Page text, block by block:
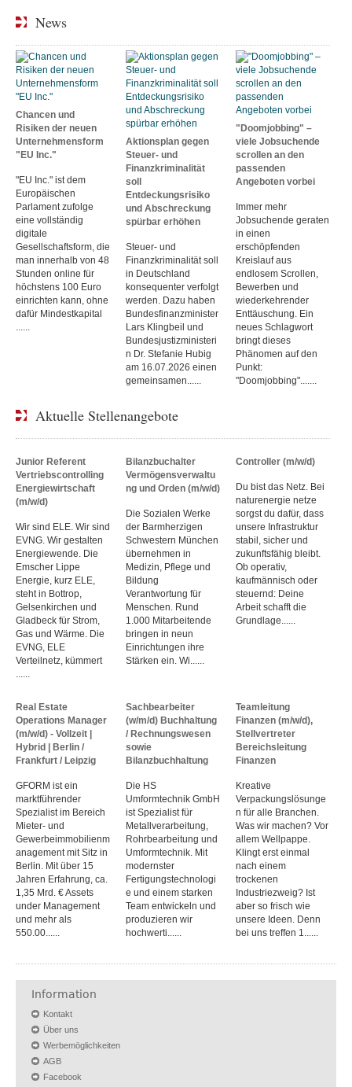
News
Chancen und
Risiken der neuen
Unternehmensform
"EU Inc."
"EU Inc." ist dem
Europäischen
Parlament zufolge
eine vollständig
digitale
Gesellschaftsform, die
man innerhalb von 48
Stunden online für
höchstens 100 Euro
einrichten kann, ohne
dafür Mindestkapital
Aktionsplan gegen
Steuer- und
Finanzkriminalität
soll
Entdeckungsrisiko
und Abschreckung
spürbar erhöhen
Steuer- und
Finanzkriminalität soll
in Deutschland
konsequenter verfolgt
werden. Dazu haben
Bundesfinanzminister
Lars Klingbeil und
Bundesjustizministeri
n Dr. Stefanie Hubig
am 16.07.2026 einen
gemeinsamen......
"Doomjobbing" –
viele Jobsuchende
scrollen an den
passenden
Angeboten vorbei
Immer mehr
Jobsuchende geraten
in einen
erschöpfenden
Kreislauf aus
endlosem Scrollen,
Bewerben und
wiederkehrender
Enttäuschung. Ein
neues Schlagwort
bringt dieses
Phänomen auf den
Punkt:
"Doomjobbing".......
Aktuelle Stellenangebote
Junior Referent
Vertriebscontrolling
Energiewirtschaft
(m/w/d)
Wir sind ELE. Wir sind
EVNG. Wir gestalten
Energiewende. Die
Emscher Lippe
Energie, kurz ELE,
steht in Bottrop,
Gelsenkirchen und
Gladbeck für Strom,
Gas und Wärme. Die
EVNG, ELE
Verteilnetz, kümmert
Bilanzbuchalter
Vermögensverwaltu
ng und Orden (m/w/d)
Die Sozialen Werke
der Barmherzigen
Schwestern München
übernehmen in
Medizin, Pflege und
Bildung
Verantwortung für
Menschen. Rund
1.000 Mitarbeitende
bringen in neun
Einrichtungen ihre
Stärken ein. Wi......
Controller (m/w/d)
Du bist das Netz. Bei
naturenergie netze
sorgst du dafür, dass
unsere Infrastruktur
stabil, sicher und
zukunftsfähig bleibt.
Ob operativ,
kaufmännisch oder
steuernd: Deine
Arbeit schafft die
Grundlage......
Real Estate
Operations Manager
(m/w/d) - Vollzeit |
Hybrid | Berlin /
Frankfurt / Leipzig
GFORM ist ein
marktführender
Spezialist im Bereich
Mieter- und
Gewerbeimmobilienm
anagement mit Sitz in
Berlin. Mit über 15
Jahren Erfahrung, ca.
1,35 Mrd. € Assets
under Management
und mehr als
550.00......
Sachbearbeiter
(w/m/d) Buchhaltung
/ Rechnungswesen
sowie
Bilanzbuchhaltung
Die HS
Umformtechnik GmbH
ist Spezialist für
Metallverarbeitung,
Rohrbearbeitung und
Umformtechnik. Mit
modernster
Fertigungstechnologi
e und einem starken
Team entwickeln und
produzieren wir
hochwerti......
Teamleitung
Finanzen (m/w/d),
Stellvertreter
Bereichsleitung
Finanzen
Kreative
Verpackungslösunge
n für alle Branchen.
Was wir machen? Vor
allem Wellpappe.
Klingt erst einmal
nach einem
trockenen
Industriezweig? Ist
aber so frisch wie
unsere Ideen. Denn
bei uns treffen 1......
Information
Kontakt
Über uns
Werbemöglichkeiten
AGB
Facebook